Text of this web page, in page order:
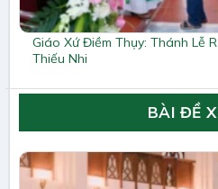
Giáo Xứ Điềm Thụy: Thánh Lễ
Thiếu Nhi
BÀI ĐỀ